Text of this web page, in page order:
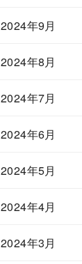
2024年9月
2024年8月
2024年7月
2024年6月
2024年5月
2024年4月
2024年3月